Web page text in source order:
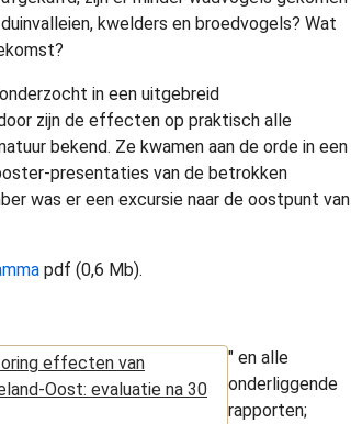
kwelders en broedvogels? Wat
in een uitgebreid
zijn de effecten op praktisch alle
bekend. Ze kwamen aan de orde in een
presentaties van de betrokken
was er een excursie naar de oostpunt van
pdf (0,6 Mb).
effecten van
Oost: evaluatie na 30
" en alle
onderliggende
rapporten;